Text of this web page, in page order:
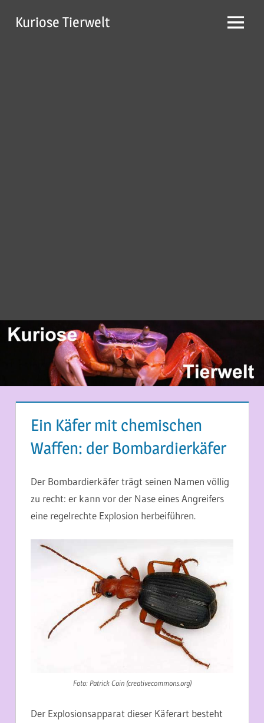
InhaltKuriose Tierwelt Menü
Ein Käfer mit chemischen
Waffen: der Bombardierkäfer
Der Bombardierkäfer trägt seinen Namen völlig
zu recht: er kann vor der Nase eines Angreifers
eine regelrechte Explosion herbeiführen.
Foto: Patrick Coin (creativecommons.org)
Der Explosionsapparat dieser Käferart besteht